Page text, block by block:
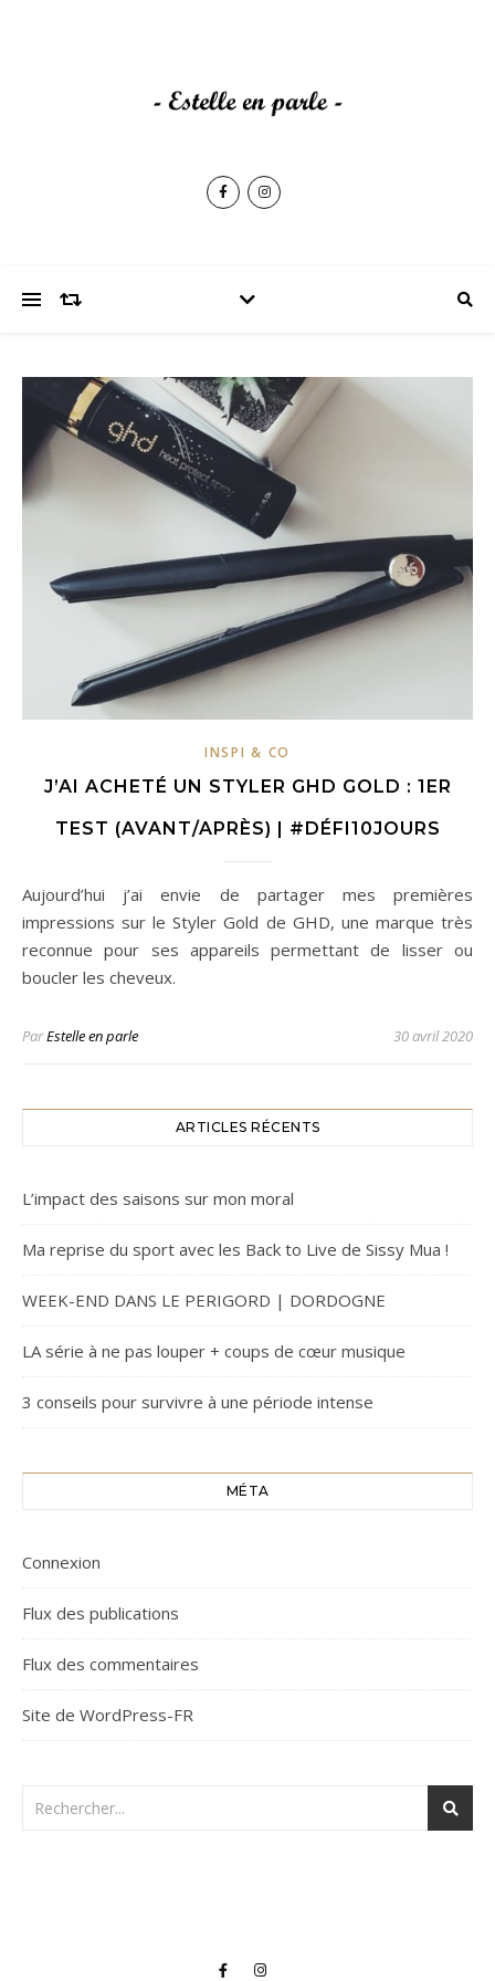
INSPI & CO
J’AI ACHETÉ UN STYLER GHD GOLD : 1ER
TEST (AVANT/APRÈS) | #DÉFI10JOURS
Aujourd’hui j’ai envie de partager mes premières
impressions sur le Styler Gold de GHD, une marque très
reconnue pour ses appareils permettant de lisser ou
boucler les cheveux.
ParEstelle en parle 30 avril 2020
ARTICLES RÉCENTS
L’impact des saisons sur mon moral
Ma reprise du sport avec les Back to Live de Sissy Mua !
WEEK-END DANS LE PERIGORD | DORDOGNE
LA série à ne pas louper + coups de cœur musique
3 conseils pour survivre à une période intense
MÉTA
Connexion
Flux des publications
Flux des commentaires
Site de WordPress-FR